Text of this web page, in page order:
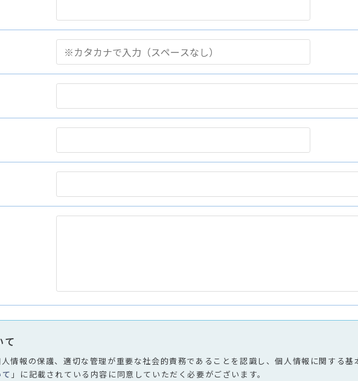
て
情報の保護、適切な管理が重要な社会的責務であることを認識し、個人情報に関する
」に記載されている内容に同意していただく必要がございます。